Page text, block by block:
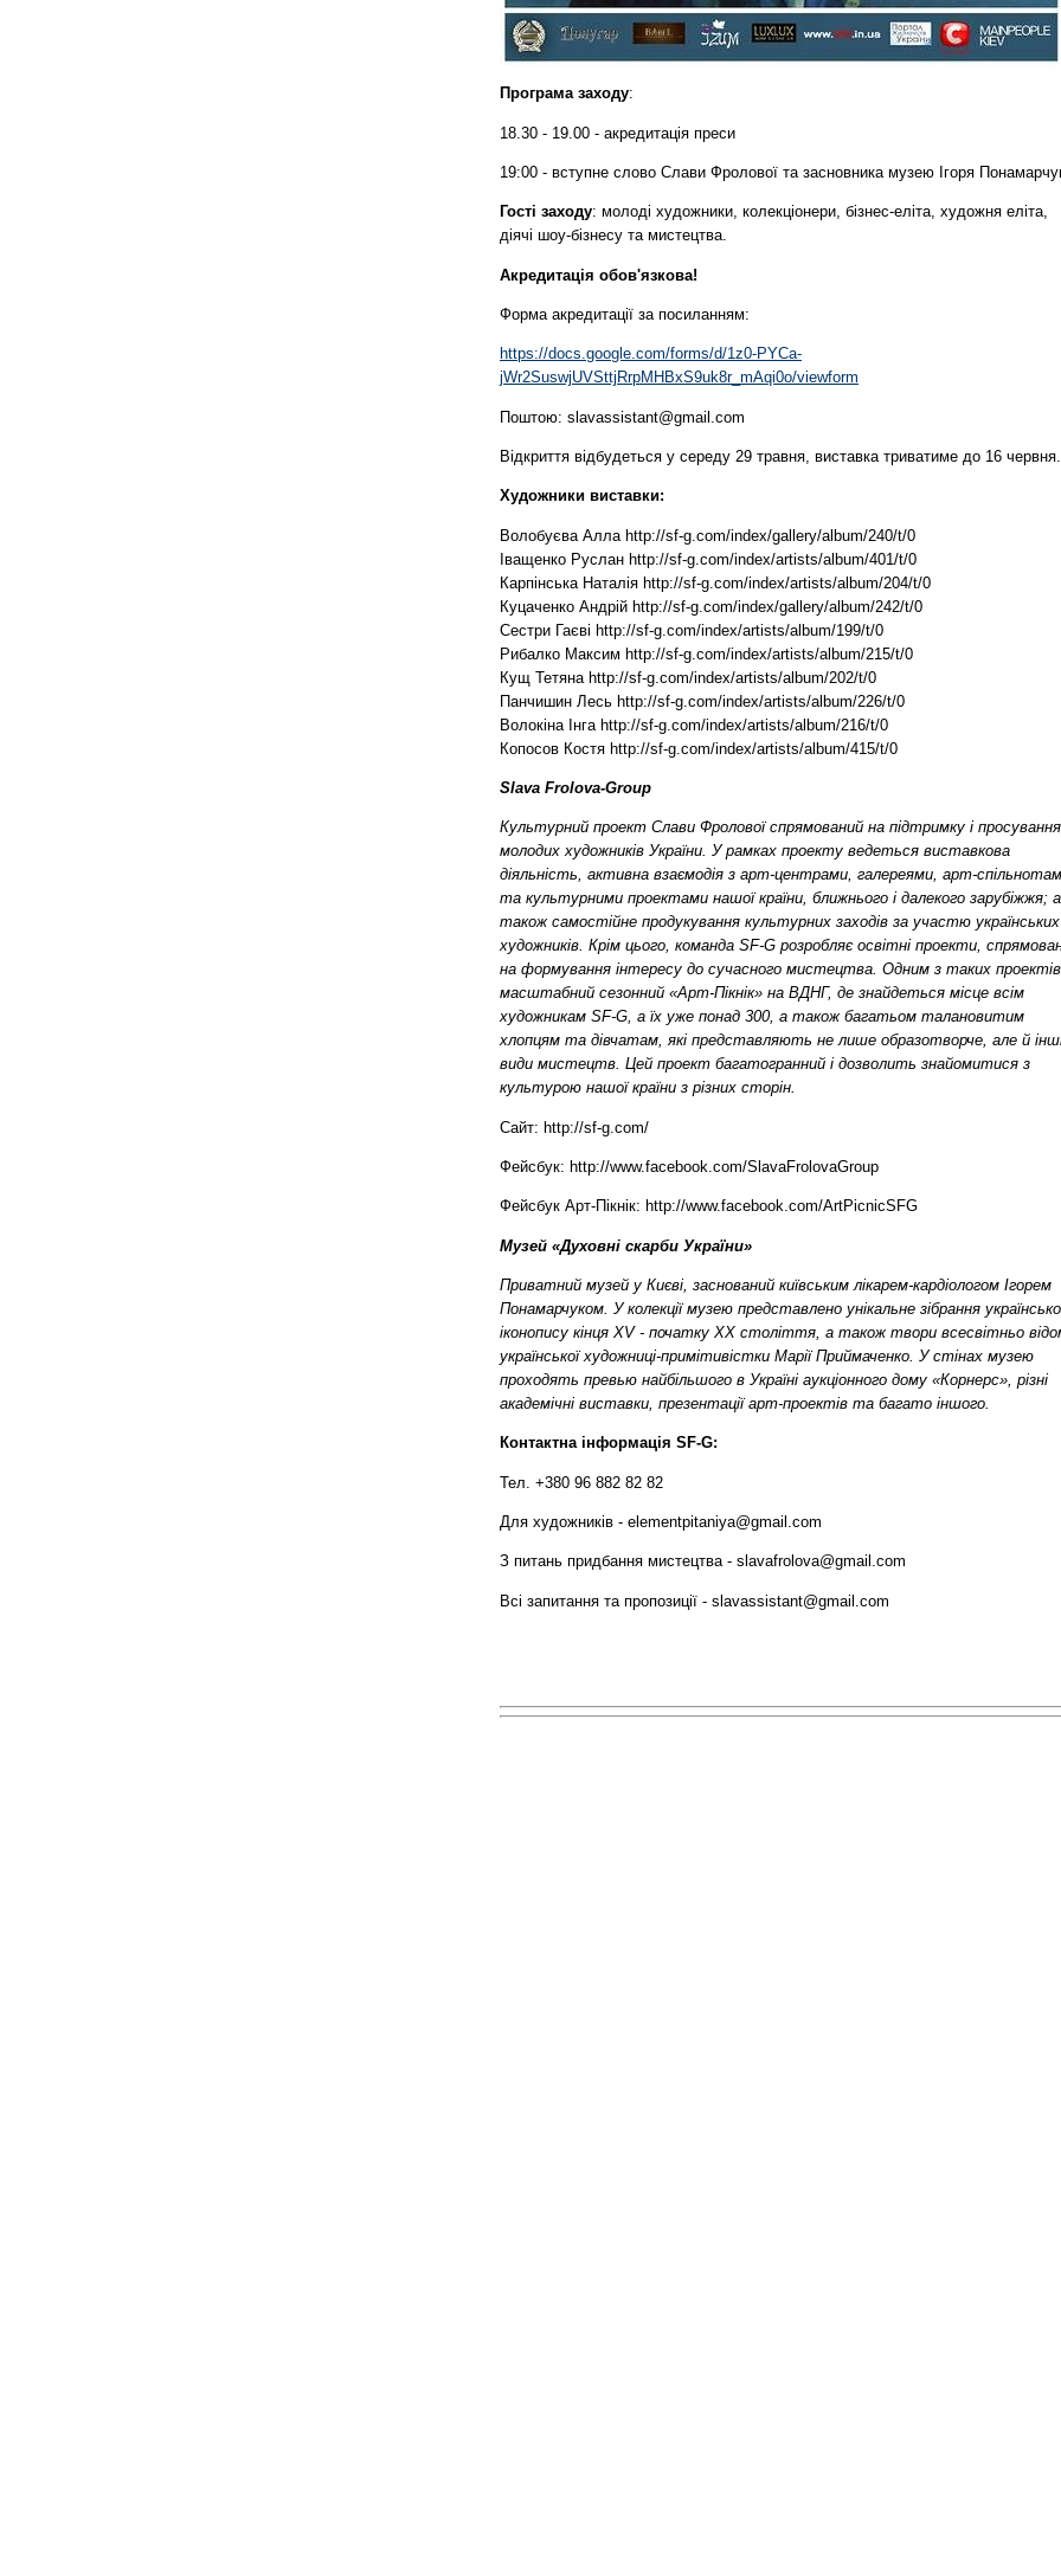
Програма заходу:
18.30 - 19.00 - акредитація преси
19:00 - вступне слово Слави Фролової та засновника музею Ігоря
Гості заходу: молоді художники, колекціонери, бізнес-еліта, художня еліта,
діячі шоу-бізнесу та мистецтва.
Акредитація обов'язкова!
Форма акредитації за посиланням:
https://docs.google.com/forms/d/1z0-PYCa-
jWr2SuswjUVSttjRrpMHBxS9uk8r_mAqi0o/viewform
Поштою: slavassistant@gmail.com
Відкриття відбудеться у середу 29 травня, виставка триватиме до 16 червня.
Художники виставки:
Волобуєва Алла http://sf-g.com/index/gallery/album/240/t/0
Іващенко Руслан http://sf-g.com/index/artists/album/401/t/0
Карпінська Наталія http://sf-g.com/index/artists/album/204/t/0
Куцаченко Андрій http://sf-g.com/index/gallery/album/242/t/0
Сестри Гаєві http://sf-g.com/index/artists/album/199/t/0
Рибалко Максим http://sf-g.com/index/artists/album/215/t/0
Кущ Тетяна http://sf-g.com/index/artists/album/202/t/0
Панчишин Лесь http://sf-g.com/index/artists/album/226/t/0
Волокіна Інга http://sf-g.com/index/artists/album/216/t/0
Копосов Костя http://sf-g.com/index/artists/album/415/t/0
Slava Frolova-Group
Культурний проект Слави Фролової спрямований на підтримку і просування
молодих художників України. У рамках проекту ведеться виставкова
діяльність, активна взаємодія з арт-центрами, галереями, арт-
та культурними проектами нашої країни, ближнього і далекого зарубіжжя; а
також самостійне продукування культурних заходів за участю українських
художників. Крім цього, команда SF-G розробляє освітні проекти,
на формування інтересу до сучасного мистецтва. Одним з таких
масштабний сезонний «Арт-Пікнік» на ВДНГ, де знайдеться місце всім
художникам SF-G, а їх уже понад 300, а також багатьом талановитим
хлопцям та дівчатам, які представляють не лише образотворче, але й
види мистецтв. Цей проект багатогранний і дозволить знайомитися з
культурою нашої країни з різних сторін.
Сайт: http://sf-g.com/
Фейсбук: http://www.facebook.com/SlavaFrolovaGroup
Фейсбук Арт-Пікнік: http://www.facebook.com/ArtPicnicSFG
Музей «Духовні скарби України»
Приватний музей у Києві, заснований київським лікарем-кардіологом Ігорем
Понамарчуком. У колекції музею представлено унікальне зібрання
іконопису кінця XV - початку ХХ століття, а також твори всесвітньо
української художниці-примітивістки Марії Приймаченко. У стінах музею
проходять превью найбільшого в Україні аукціонного дому «Корнерс», різні
академічні виставки, презентації арт-проектів та багато іншого.
Контактна інформація SF-G:
Тел. +380 96 882 82 82
Для художників - elementpitaniya@gmail.com
З питань придбання мистецтва - slavafrolova@gmail.com
Всі запитання та пропозиції - slavassistant@gmail.com